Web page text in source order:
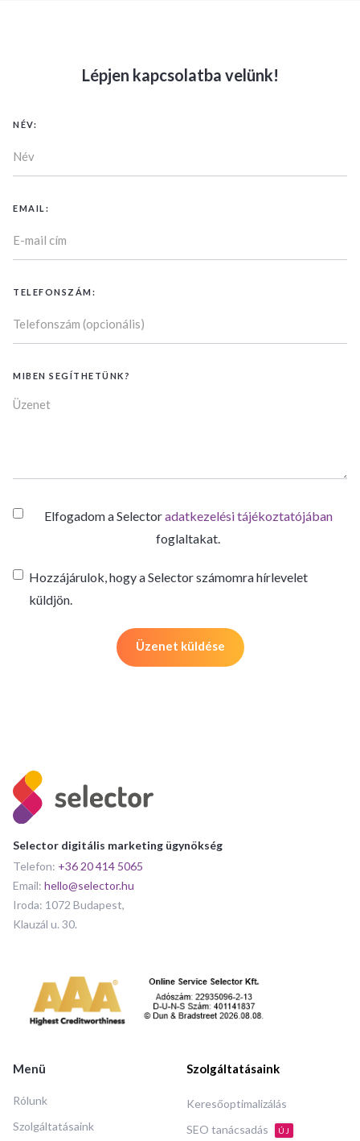
Lépjen kapcsolatba velünk!
NÉV:
EMAIL:
TELEFONSZÁM:
MIBEN SEGÍTHETÜNK?
Elfogadom a Selectoradatkezelési tájékoztatójában
foglaltakat.
Hozzájárulok, hogy a Selector számomra hírlevelet
küldjön.
Selector digitális marketing ügynökség
Telefon: +36 20 414 5065
Email: hello@selector.hu
Iroda: 1072 Budapest,
Klauzál u. 30.
Menü
Rólunk
Szolgáltatásaink
Szolgáltatásaink
Keresőoptimalizálás
SEO tanácsadás
ÚJ